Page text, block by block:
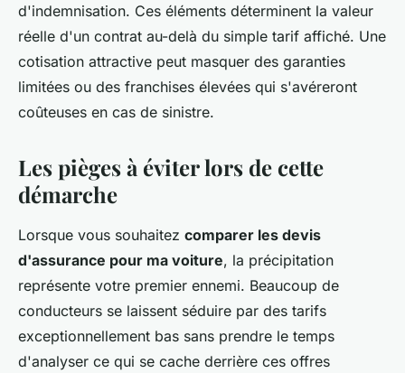
d'indemnisation. Ces éléments déterminent la valeur
réelle d'un contrat au-delà du simple tarif affiché. Une
cotisation attractive peut masquer des garanties
limitées ou des franchises élevées qui s'avéreront
coûteuses en cas de sinistre.
Les pièges à éviter lors de cette
démarche
Lorsque vous souhaitez comparer les devis
d'assurance pour ma voiture, la précipitation
représente votre premier ennemi. Beaucoup de
conducteurs se laissent séduire par des tarifs
exceptionnellement bas sans prendre le temps
d'analyser ce qui se cache derrière ces offres